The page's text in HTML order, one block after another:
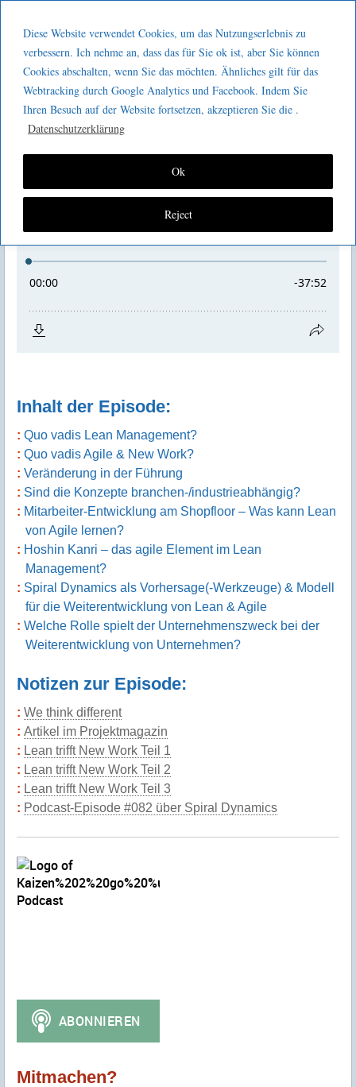
Diese Website verwendet Cookies, um das Nutzungserlebnis zu
verbessern. Ich nehme an, dass das für Sie ok ist, aber Sie können
Cookies abschalten, wenn Sie das möchten. Ähnliches gilt für das
Webtracking durch Google Analytics und Facebook. Indem Sie
Ihren Besuch auf der Website fortsetzen, akzeptieren Sie die .
Datenschutzerklärung
Reject
Ok
GeeMco :
Götz Müller
Consulting
Kaizen 2 go 178 : Post Agile, Post Lean
Inhalt der Episode:
Quo vadis Lean Management?
Quo vadis Agile & New Work?
Veränderung in der Führung
Sind die Konzepte branchen-/industrieabhängig?
Mitarbeiter-Entwicklung am Shopfloor – Was kann Lean
von Agile lernen?
Hoshin Kanri – das agile Element im Lean
Management?
Spiral Dynamics als Vorhersage(-Werkzeuge) & Modell
für die Weiterentwicklung von Lean & Agile
Welche Rolle spielt der Unternehmenszweck bei der
Weiterentwicklung von Unternehmen?
Notizen zur Episode:
We think different
Artikel im Projektmagazin
Lean trifft New Work Teil 1
Lean trifft New Work Teil 2
Lean trifft New Work Teil 3
Podcast-Episode #082 über Spiral Dynamics
Mitmachen?